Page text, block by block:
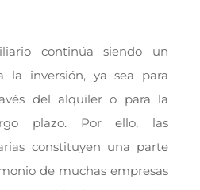
continúa siendo un
la inversión, ya sea para
del alquiler o para la
plazo. Por ello, las
constituyen una parte
de muchas empresas